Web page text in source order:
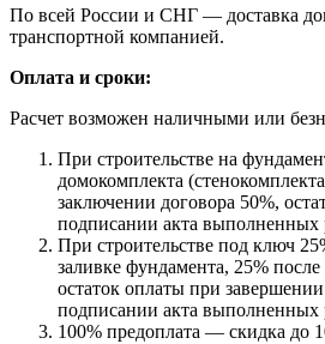
По всей России и СНГ — доставка
транспортной компанией.
Оплата и сроки:
Расчет возможен наличными или
При строительстве на
домокомплекта
заключении договора 50%,
подписании акта выполненных
При строительстве под ключ
заливке фундамента, 25%
остаток оплаты при завершении
подписании акта выполненных
100% предоплата — скидка до